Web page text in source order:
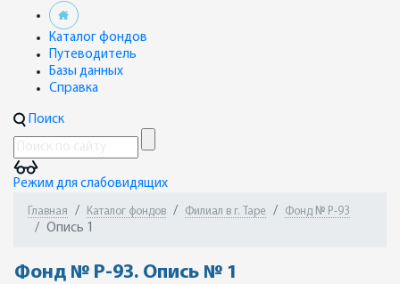
Каталог фондов
Путеводитель
Базы данных
Справка
Поиск
Режим для слабовидящих
Главная Каталог фондов Филиал в г. Таре Фонд № Р-93
Опись 1
Фонд № Р-93. Опись № 1